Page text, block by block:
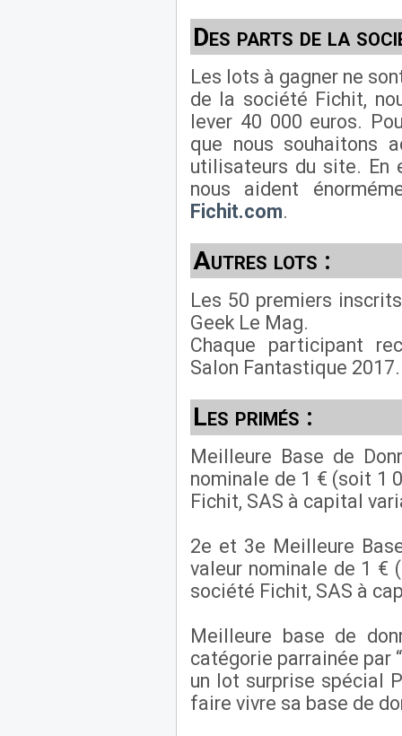
Des parts de la
Les lots à gagner ne
de la société Fichit,
lever 40 000 euros.
que nous souhaitons
utilisateurs du site. En
nous aident
Fichit.com.
Autres lots :
Les 50 premiers
Geek Le Mag.
Chaque participant
Salon Fantastique 2017.
Les primés :
Meilleure Base de
nominale de 1 € (soit 1
Fichit, SAS à capital
2e et 3e Meilleure
valeur nominale de 1 €
société Fichit, SAS à
Meilleure base de
catégorie parrainée par
un lot surprise spécial
faire vivre sa base de